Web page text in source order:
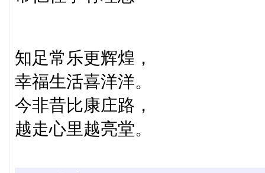
知足常乐更辉煌，
幸福生活喜洋洋。
今非昔比康庄路，
越走心里越亮堂。